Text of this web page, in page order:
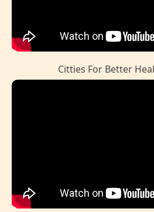
Citties For Better